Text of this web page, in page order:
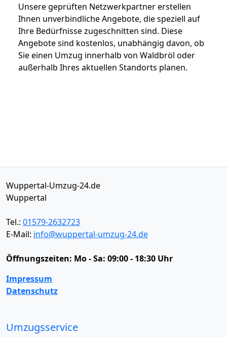
Unsere geprüften Netzwerkpartner erstellen
Ihnen unverbindliche Angebote, die speziell auf
Ihre Bedürfnisse zugeschnitten sind. Diese
Angebote sind kostenlos, unabhängig davon, ob
Sie einen Umzug innerhalb von Waldbröl oder
außerhalb Ihres aktuellen Standorts planen.
Wuppertal-Umzug-24.de
Wuppertal
Tel.: 01579-2632723
E-Mail: info@wuppertal-umzug-24.de
Öffnungszeiten: Mo - Sa: 09:00 - 18:30 Uhr
Impressum
Datenschutz
Umzugsservice